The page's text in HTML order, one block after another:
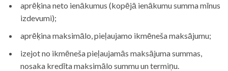
aprēķina neto ienākumus (kopējā ienākumu summa mīnus
izdevumi);
aprēķina maksimālo, pieļaujamo ikmēneša maksājumu;
izejot no ikmēneša pieļaujamās maksājuma summas,
nosaka kredīta maksimālo summu un termiņu.